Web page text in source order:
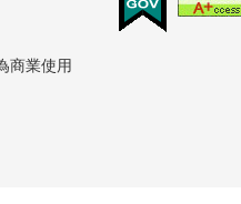
商業使用